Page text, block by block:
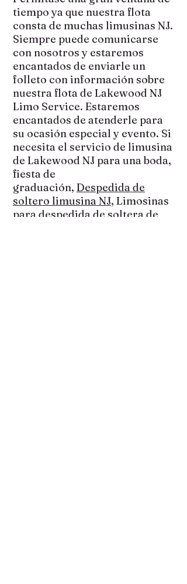
tiempo ya que nuestra flota
consta de muchas limusinas NJ.
Siempre puede comunicarse
con nosotros y estaremos
encantados de enviarle un
folleto con información sobre
nuestra flota de Lakewood NJ
Limo Service. Estaremos
encantados de atenderle para
su ocasión especial y evento. Si
necesita el servicio de limusina
de Lakewood NJ para una boda,
fiesta de
graduación, Despedida de
soltero limusina NJ, Limosinas
para despedida de soltera de